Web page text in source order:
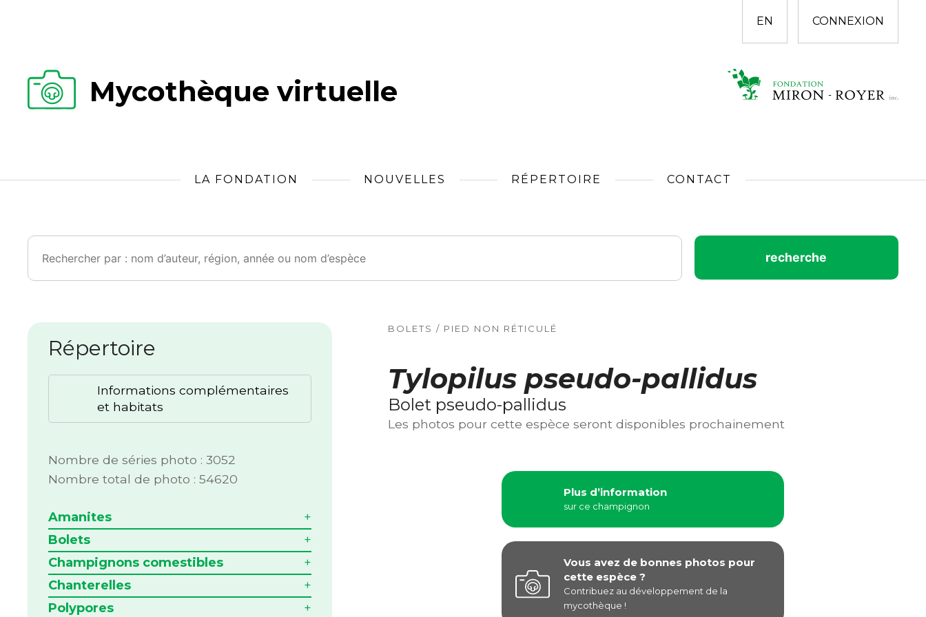
EN CONNEXION
Mycothèque virtuelle
LA FONDATION NOUVELLES RÉPERTOIRE CONTACT
Rechercher :
Répertoire
Informations complémentaires
et habitats
Nombre de séries photo : 3052
Nombre total de photo : 54620
Amanites
Bolets
Champignons comestibles
Chanterelles
Polypores
BOLETS / PIED NON RÉTICULÉ
Tylopilus pseudo-pallidus
Bolet pseudo-pallidus
Les photos pour cette espèce seront disponibles prochainement
Plus d’information
sur ce champignon
Vous avez de bonnes photos pour
cette espèce ?
Contribuez au développement de la
mycothèque !